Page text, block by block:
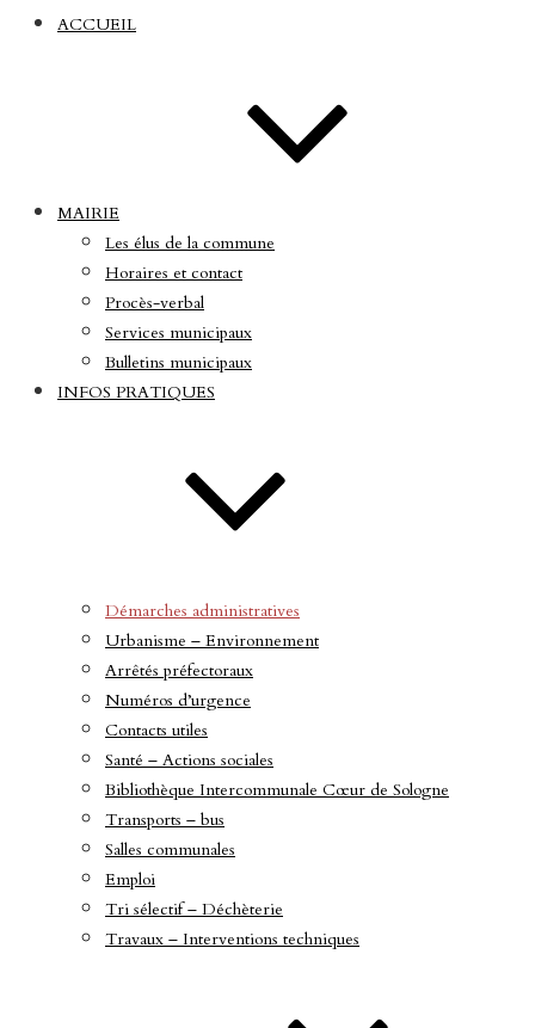
ACCUEIL
MAIRIE
Les élus de la commune
Horaires et contact
Procès-verbal
Services municipaux
Bulletins municipaux
INFOS PRATIQUES
Démarches administratives
Urbanisme – Environnement
Arrêtés préfectoraux
Numéros d’urgence
Contacts utiles
Santé – Actions sociales
Bibliothèque Intercommunale Cœur de Sologne
Transports – bus
Salles communales
Emploi
Tri sélectif – Déchèterie
Travaux – Interventions techniques